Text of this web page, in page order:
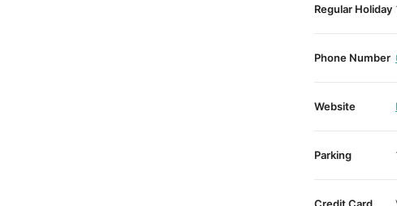
Regular Holiday
Phone Number
Website
Parking